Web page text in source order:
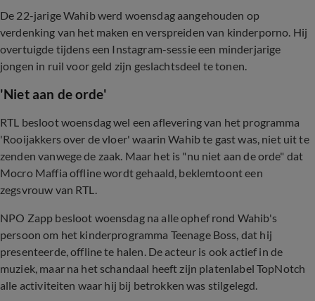
De 22-jarige Wahib werd woensdag aangehouden op
verdenking van het maken en verspreiden van kinderporno. Hij
overtuigde tijdens een Instagram-sessie een minderjarige
jongen in ruil voor geld zijn geslachtsdeel te tonen.
'Niet aan de orde'
RTL besloot woensdag wel een aflevering van het programma
'Rooijakkers over de vloer' waarin Wahib te gast was, niet uit te
zenden vanwege de zaak. Maar het is "nu niet aan de orde" dat
Mocro Maffia offline wordt gehaald, beklemtoont een
zegsvrouw van RTL.
NPO Zapp besloot woensdag na alle ophef rond Wahib's
persoon om het kinderprogramma Teenage Boss, dat hij
presenteerde, offline te halen. De acteur is ook actief in de
muziek, maar na het schandaal heeft zijn platenlabel TopNotch
alle activiteiten waar hij bij betrokken was stilgelegd.